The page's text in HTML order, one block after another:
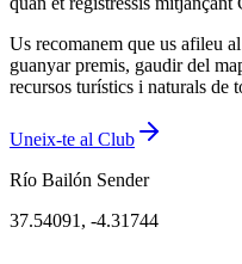
Us recomanem que us afileu
guanyar premis, gaudir del
recursos turístics i naturals de
Uneix-te al Club
Río Bailón Sender
37.54091, -4.31744